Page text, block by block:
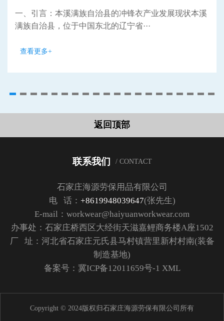
一、引言：本溪满族自治县的冲锋衣产业发展现状本溪
满族自治县，位于中国东北的辽宁省···
查看更多+
返回顶部
联系我们 / CONTACT
石家庄海源劳保用品有限公司
电 话： +8619948039647(张先生)
E-mail：workwear@haiyuanworkwear.com
办事处：石家庄桥西区大经街天滋嘉鲤商务楼A座1502
厂 址：河北省石家庄元氏县马村镇营里新村村南(装备
制造基地)
备案号： 冀ICP备12011659号-1 XML
Copyright © 2024版权归石家庄海源劳保有限公司所有